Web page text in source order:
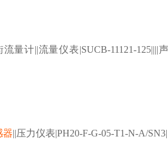
流量计||流量仪表|SUCB-11121-125||||
器||压力仪表|PH20-F-G-05-T1-N-A/